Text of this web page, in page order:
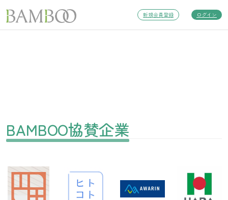
新規会員登録 ログイン
BAMBOO協賛企業